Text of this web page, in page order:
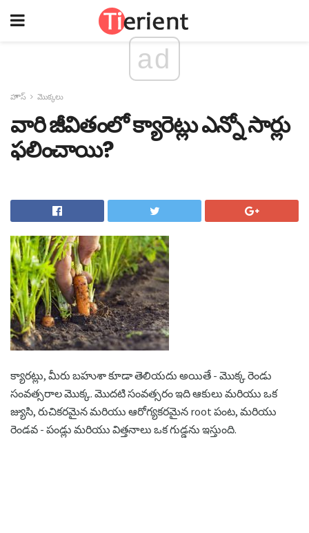
ad
హౌస్ మొక్కలు
వారి జీవితంలో క్యారెట్లు ఎన్నో సార్లు
ఫలించాయి?
క్యారట్లు, మీరు బహుశా కూడా తెలియదు అయితే - మొక్క రెండు
సంవత్సరాల మొక్క. మొదటి సంవత్సరం ఇది ఆకులు మరియు ఒక
జ్యుసి, రుచికరమైన మరియు ఆరోగ్యకరమైన root పంట, మరియు
రెండవ - పండ్లు మరియు విత్తనాలు ఒక గుడ్డను ఇస్తుంది.